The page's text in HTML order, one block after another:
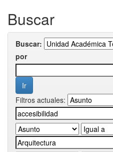
Buscar
Buscar:
por
Filtros actuales: